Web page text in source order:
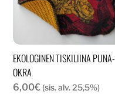
EKOLOGINEN TISKILIINA PUNA-
OKRA
6,00€ (sis. alv. 25,5%)